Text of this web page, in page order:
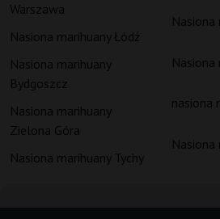
Warszawa
Nasiona marihuany Łódź
Nasiona marihuany
Bydgoszcz
Nasiona marihuany
Zielona Góra
Nasiona marihuany Tychy
Nasiona
Nasiona
nasiona
Nasiona